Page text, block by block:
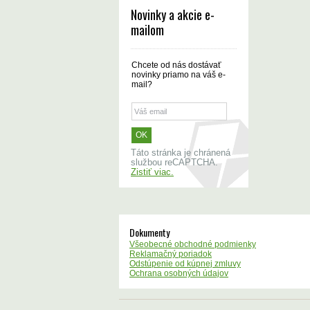
Novinky a akcie e-
mailom
Chcete od nás dostávať
novinky priamo na váš e-
mail?
Táto stránka je chránená
službou reCAPTCHA.
Zistiť viac.
Dokumenty
Všeobecné obchodné podmienky
Reklamačný poriadok
Odstúpenie od kúpnej zmluvy
Ochrana osobných údajov